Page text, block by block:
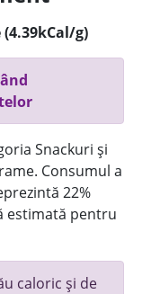
g)
Snackuri și
Consumul a
22%
estimată pentru
caloric și de